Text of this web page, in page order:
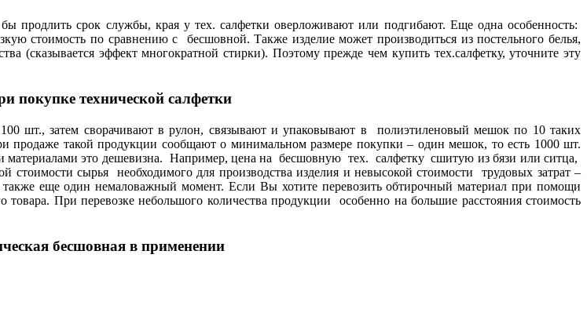
продлить срок службы, края у тех. салфетки оверложивают или подгибают. Еще одна особенность:
стоимость по сравнению с бесшовной. Также изделие может производиться из постельного белья,
(сказывается эффект многократной стирки). Поэтому прежде чем купить тех.салфетку, уточните эту
покупке технической салфетки
шт., затем сворачивают в рулон, связывают и упаковывают в полиэтиленовый мешок по 10 таких
продаже такой продукции сообщают о минимальном размере покупки – один мешок, то есть 1000 шт.
это дешевизна. Например, цена на бесшовную тех. салфетку сшитую из бязи или ситца,
сырья необходимого для производства изделия и невысокой стоимости трудовых затрат –
также еще один немаловажный момент. Если Вы хотите перевозить обтирочный материал при помощи
товара. При перевозке небольшого количества продукции
особенно на большие расстояния стоимость
бесшовная в применении